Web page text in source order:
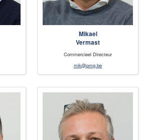
Mikael
Vermast
Commercieel Directeur
mik@pmg.be